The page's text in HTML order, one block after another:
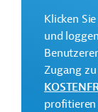
Geberbeitrag:
1,3 Millionen
Klicken
und
Zugang zu
profitieren